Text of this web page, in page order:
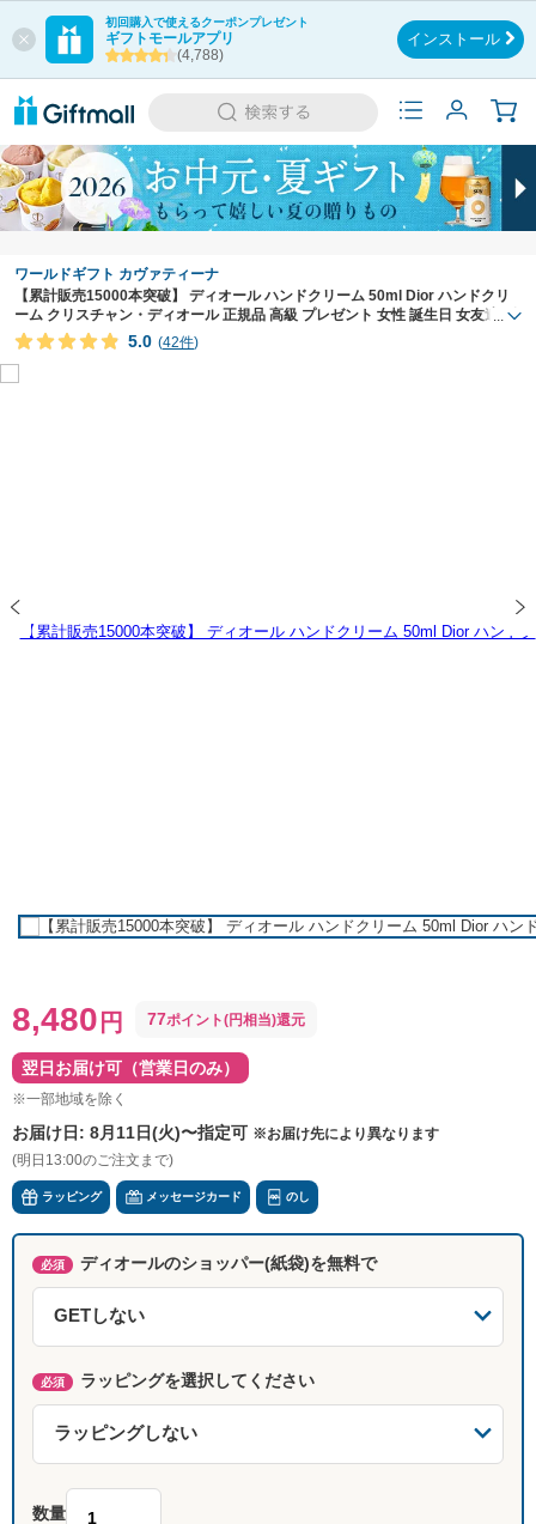
初回購入で使えるクーポンプレゼント
ギフトモールアプリ
(4,788)
インストール
ワールドギフト カヴァティーナ
【累計販売15000本突破】 ディオール ハンドクリーム 50ml Dior ハンドクリ
ーム クリスチャン・ディオール 正規品 高級 プレゼント 女性 誕生日 女友達 ギ
フト ディオールハンドクリーム diorハンドクリーム ハンドケア 人気
5.0 (42件)
8,480 円 77ポイント(円相当)還元
翌日お届け可（営業日のみ）
※一部地域を除く
お届け日: 8月11日(火)〜指定可 ※お届け先により異なります
(明日13:00のご注文まで)
ラッピング メッセージカード のし
必須 ディオールのショッパー(紙袋)を無料で
必須 ラッピングを選択してください
数量